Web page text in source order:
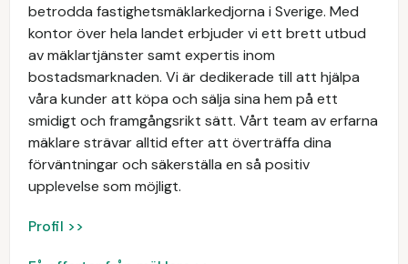
betrodda fastighetsmäklarkedjorna i Sverige. Med
kontor över hela landet erbjuder vi ett brett utbud
av mäklartjänster samt expertis inom
bostadsmarknaden. Vi är dedikerade till att hjälpa
våra kunder att köpa och sälja sina hem på ett
smidigt och framgångsrikt sätt. Vårt team av erfarna
mäklare strävar alltid efter att överträffa dina
förväntningar och säkerställa en så positiv
upplevelse som möjligt.
Profil >>